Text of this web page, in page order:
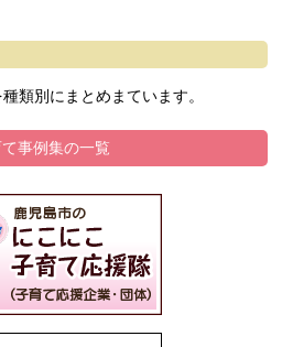
類別にまとめまています。
事例集の一覧